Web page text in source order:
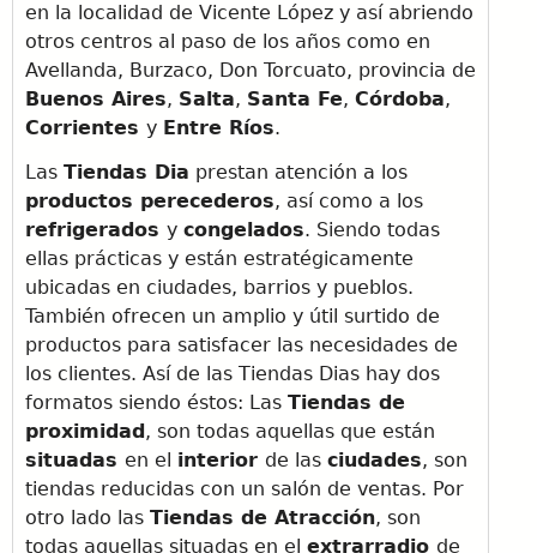
en la localidad de Vicente López y así abriendo
otros centros al paso de los años como en
Avellanda, Burzaco, Don Torcuato, provincia de
Buenos Aires, Salta, Santa Fe, Córdoba,
Corrientes y Entre Ríos.
Las Tiendas Dia prestan atención a los
productos perecederos, así como a los
refrigerados y congelados. Siendo todas
ellas prácticas y están estratégicamente
ubicadas en ciudades, barrios y pueblos.
También ofrecen un amplio y útil surtido de
productos para satisfacer las necesidades de
los clientes. Así de las Tiendas Dias hay dos
formatos siendo éstos: Las Tiendas de
proximidad, son todas aquellas que están
situadas en el interior de las ciudades, son
tiendas reducidas con un salón de ventas. Por
otro lado las Tiendas de Atracción, son
todas aquellas situadas en el extrarradio de